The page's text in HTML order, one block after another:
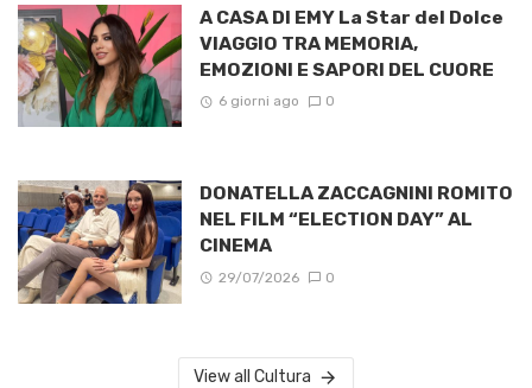
A CASA DI EMY La Star del Dolce
VIAGGIO TRA MEMORIA,
EMOZIONI E SAPORI DEL CUORE
6 giorni ago 0
DONATELLA ZACCAGNINI ROMITO
NEL FILM “ELECTION DAY” AL
CINEMA
29/07/2026 0
View all Cultura